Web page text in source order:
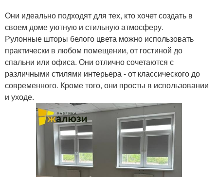
Они идеально подходят для тех, кто хочет создать в
своем доме уютную и стильную атмосферу.
Рулонные шторы белого цвета можно использовать
практически в любом помещении, от гостиной до
спальни или офиса. Они отлично сочетаются с
различными стилями интерьера - от классического до
современного. Кроме того, они просты в использовании
и уходе.